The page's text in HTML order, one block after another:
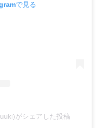
で見る
がシェアした投稿